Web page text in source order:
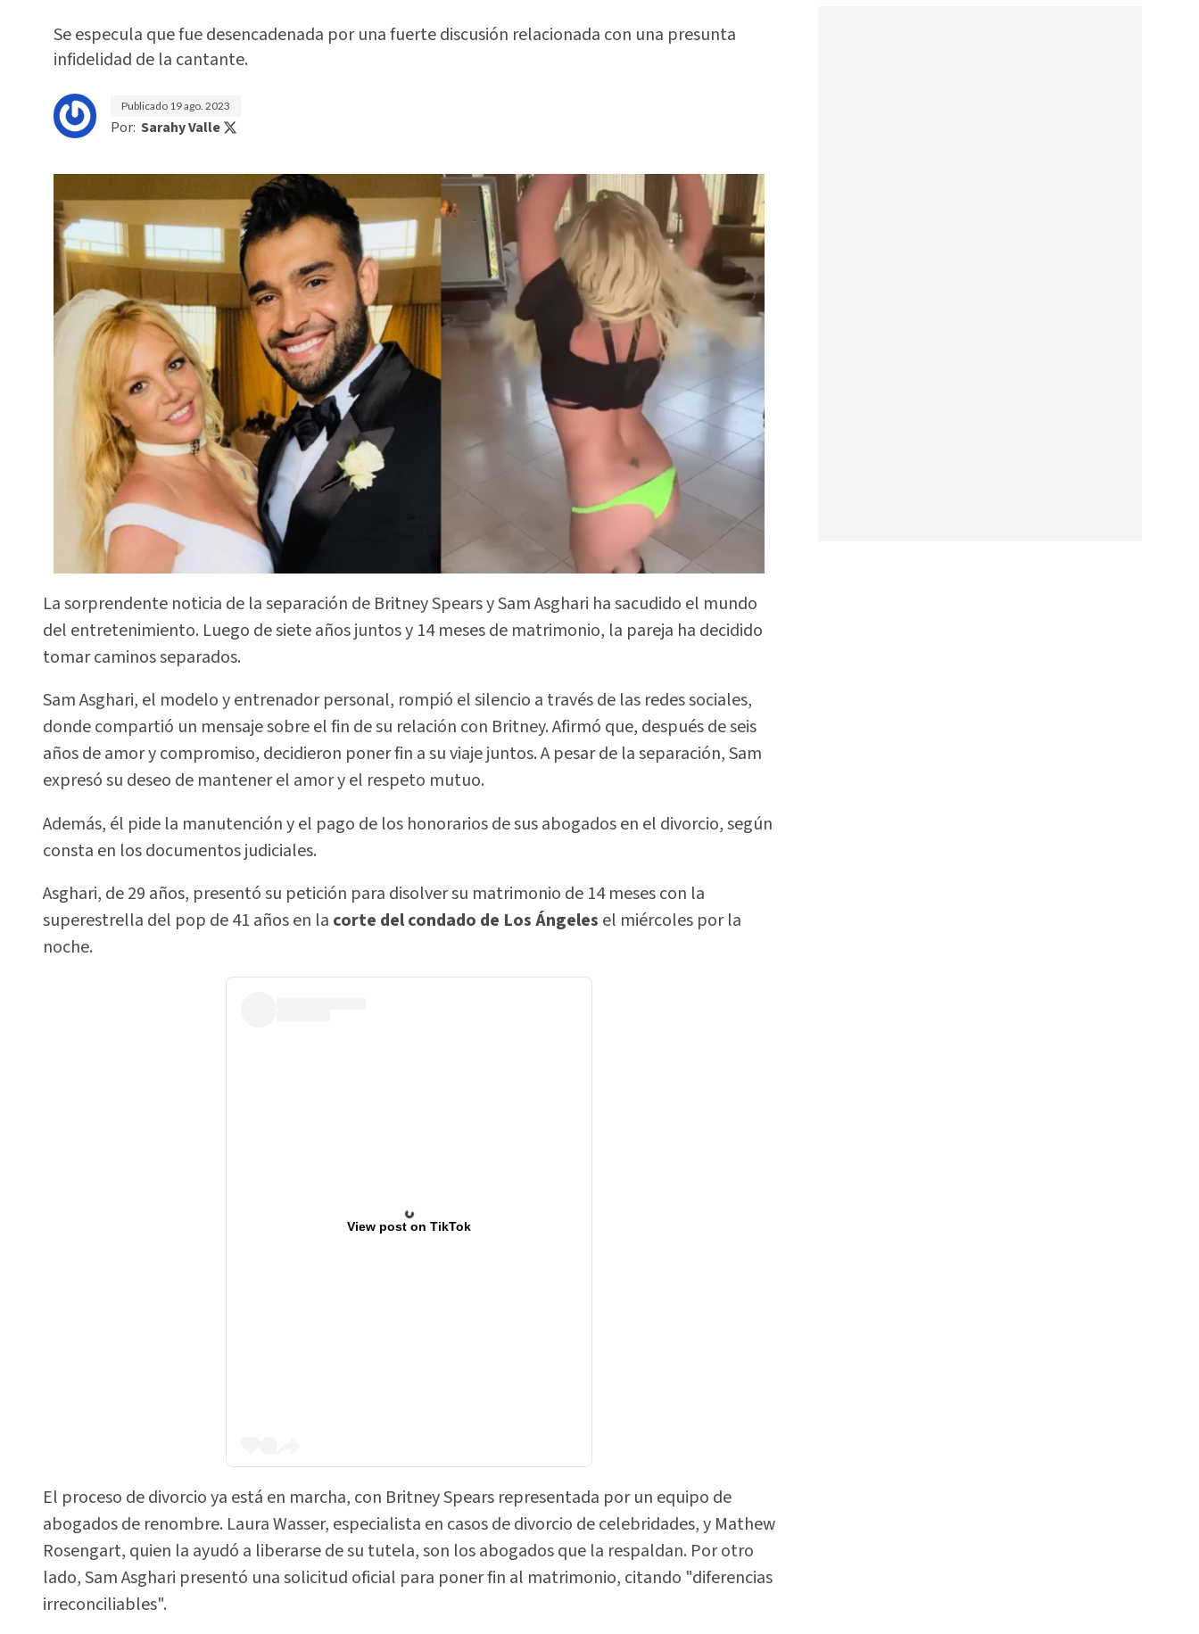
Se especula que fue desencadenada por una fuerte discusión relacionada con una presunta
infidelidad de la cantante.
Publicado 19 ago. 2023
Por: Sarahy Valle
La sorprendente noticia de la separación de Britney Spears y Sam Asghari ha sacudido el mundo
del entretenimiento. Luego de siete años juntos y 14 meses de matrimonio, la pareja ha decidido
tomar caminos separados.
Sam Asghari, el modelo y entrenador personal, rompió el silencio a través de las redes sociales,
donde compartió un mensaje sobre el fin de su relación con Britney. Afirmó que, después de seis
años de amor y compromiso, decidieron poner fin a su viaje juntos. A pesar de la separación, Sam
expresó su deseo de mantener el amor y el respeto mutuo.
Además, él pide la manutención y el pago de los honorarios de sus abogados en el divorcio, según
consta en los documentos judiciales.
Asghari, de 29 años, presentó su petición para disolver su matrimonio de 14 meses con la
superestrella del pop de 41 años en la corte del condado de Los Ángeles el miércoles por la
noche.
View post on TikTok
El proceso de divorcio ya está en marcha, con Britney Spears representada por un equipo de
abogados de renombre. Laura Wasser, especialista en casos de divorcio de celebridades, y Mathew
Rosengart, quien la ayudó a liberarse de su tutela, son los abogados que la respaldan. Por otro
lado, Sam Asghari presentó una solicitud oficial para poner fin al matrimonio, citando "diferencias
irreconciliables".